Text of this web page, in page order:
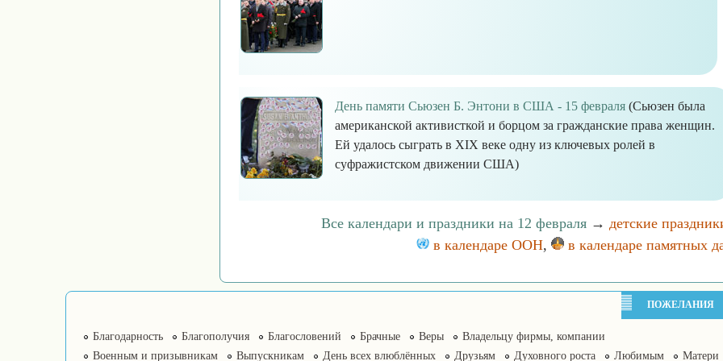
День памяти Сьюзен Б. Энтони в США - 15 февраля (Сьюзен была
американской активисткой и борцом за гражданские права женщин.
Ей удалось сыграть в XIX веке одну из ключевых ролей в
суфражистском движении США)
Все календари и праздники на 12 февраля → детские
в календаре ООН, в календаре памятных
ПОЖЕЛАНИЯ
Благодарность Благополучия Благословений Брачные Веры
Владельцу фирмы, компании
Военным и призывникам
Выпускникам День всех влюблённых Друзьям Духовного роста Любимым Матери